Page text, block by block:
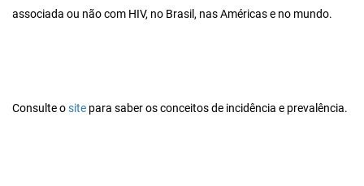
associada ou não com HIV, no Brasil, nas Américas e no mundo.
Consulte osite para saber os conceitos de incidência e prevalência.